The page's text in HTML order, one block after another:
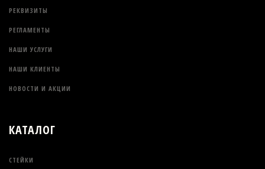
РЕКВИЗИТЫ
РЕГЛАМЕНТЫ
НАШИ УСЛУГИ
НАШИ КЛИЕНТЫ
НОВОСТИ И АКЦИИ
КАТАЛОГ
СТЕЙКИ